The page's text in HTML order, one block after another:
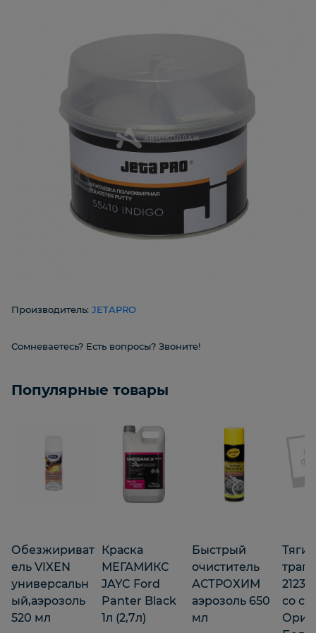
Производитель: JETAPRO
Сомневаетесь? Есть вопросы? Звоните!
Популярные товары
Обезжириват
ель VIXEN
универсальн
ый,аэрозоль
520 мл
Краска
МЕГАМИКС
JAYC Ford
Panter Black
1л (2,7л)
Быстрый
очиститель
АСТРОХИМ
аэрозоль 650
мл
Тяги
2123
со